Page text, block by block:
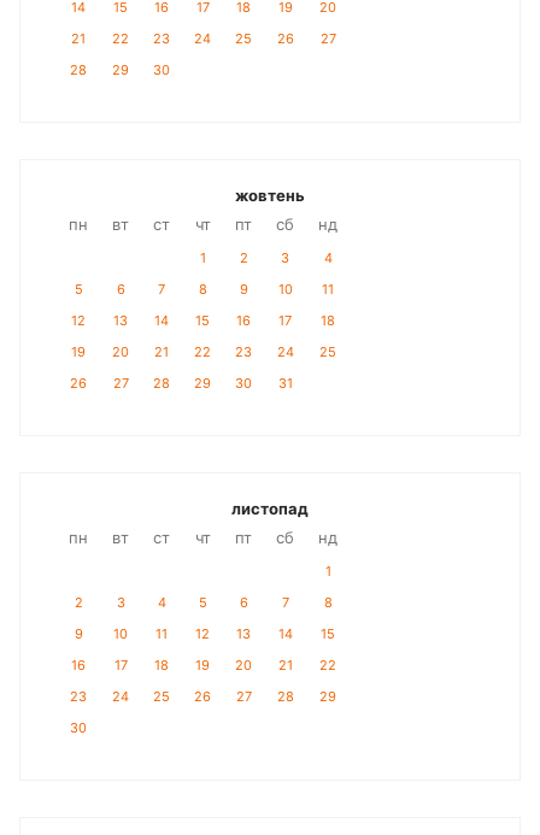
14
15 16 17 18 19
20
21
22 23 24 25 26
27
28
29 30
жовтень
пн
вт ст чт пт сб нд
1 2 3
4
5
6 7 8 9 10
11
12
13 14 15 16 17
18
19
20 21 22 23 24
25
26
27 28 29 30 31
листопад
пн
вт ст чт пт сб нд
1
2
3 4 5 6 7
8
9
10 11 12 13 14
15
16
17 18 19 20 21
22
23
24 25 26 27 28
29
30